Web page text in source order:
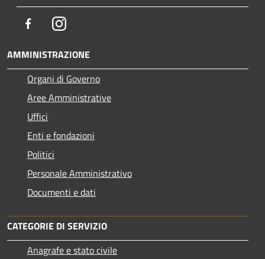
FacebookInstagram
AMMINISTRAZIONE
Organi di Governo
Aree Amministrative
Uffici
Enti e fondazioni
Politici
Personale Amministrativo
Documenti e dati
CATEGORIE DI SERVIZIO
Anagrafe e stato civile